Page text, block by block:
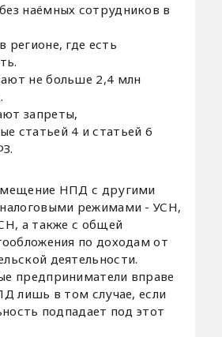
наёмных сотрудников в
регионе, где есть
не больше 2,4 млн
запреты,
статьей 4 и статьей 6
НПД с другими
режимами - УСН,
а также с общей
по доходам от
деятельности.
предприниматели вправе
лишь в том случае, если
подпадает под этот